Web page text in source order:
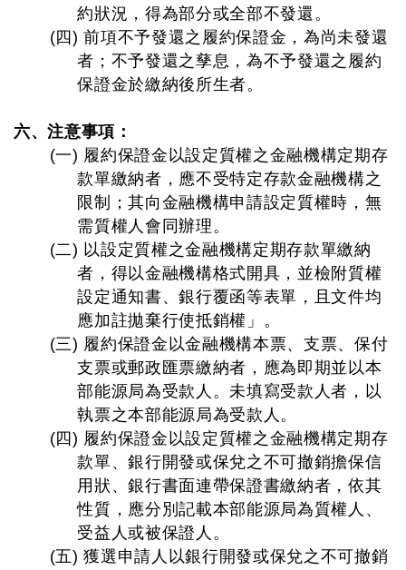
約狀況，得為部分或全部不發還。
(四) 前項不予發還之履約保證金，為尚未發還
者；不予發還之孳息，為不予發還之履約
保證金於繳納後所生者。
六、注意事項：
(一) 履約保證金以設定質權之金融機構定期存
款單繳納者，應不受特定存款金融機構之
限制；其向金融機構申請設定質權時，無
需質權人會同辦理。
(二) 以設定質權之金融機構定期存款單繳納
者，得以金融機構格式開具，並檢附質權
設定通知書、銀行覆函等表單，且文件均
應加註拋棄行使抵銷權」。
(三) 履約保證金以金融機構本票、支票、保付
支票或郵政匯票繳納者，應為即期並以本
部能源局為受款人。未填寫受款人者，以
執票之本部能源局為受款人。
(四) 履約保證金以設定質權之金融機構定期存
款單、銀行開發或保兌之不可撤銷擔保信
用狀、銀行書面連帶保證書繳納者，依其
性質，應分別記載本部能源局為質權人、
受益人或被保證人。
(五) 獲選申請人以銀行開發或保兌之不可撤銷